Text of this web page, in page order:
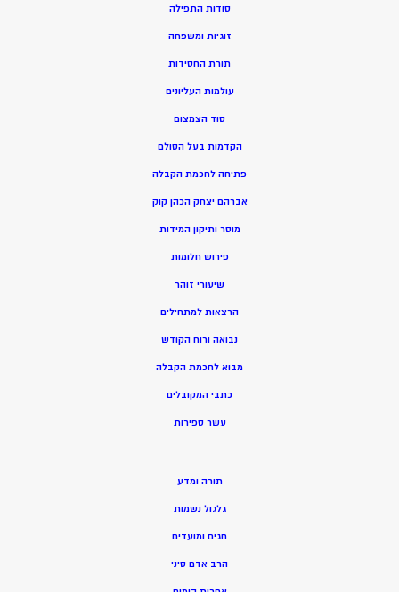
סודות התפילה
זוגיות ומשפחה
תורת החסידות
עולמות העליונים
סוד הצמצום
הקדמות בעל הסולם
פתיחה לחכמת הקבלה
אברהם יצחק הכהן קוק
מוסר ותיקון המידות
פירוש חלומות
שיעורי זוהר
הרצאות למתחילים
נבואה ורוח הקודש
מבוא לחכמת הקבלה
כתבי המקובלים
עשר ספירות
תורה ומדע
גלגול נשמות
חגים ומועדים
הרב אדם סיני